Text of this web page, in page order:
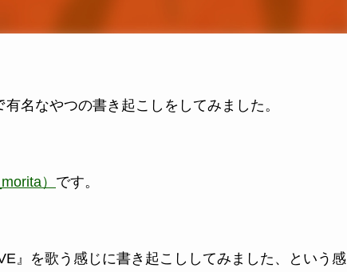
有名なやつの書き起こしをしてみました。
） です。
』を歌う感じに書き起こししてみました、という感